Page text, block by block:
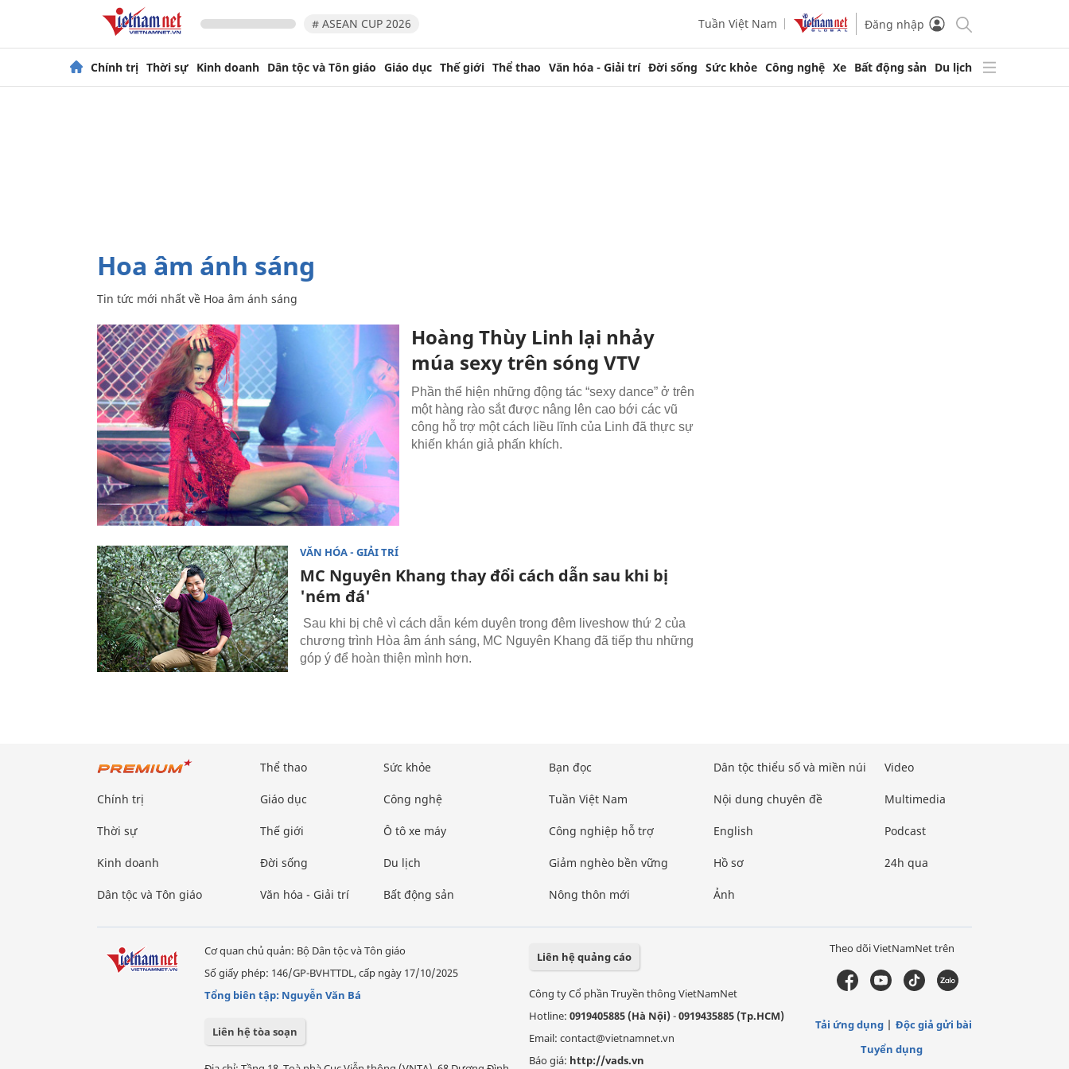
# ASEAN CUP 2026 Tuần Việt Nam Đăng nhập
Chính trị Thời sự Kinh doanh Dân tộc và Tôn giáo Giáo dục Thế giới Thể thao Văn hóa - Giải trí Đời sống Sức khỏe Công nghệ Xe Bất động sản Du lịch
Hoa âm ánh sáng
Tin tức mới nhất về Hoa âm ánh sáng
Hoàng Thùy Linh lại nhảy
múa sexy trên sóng VTV
Phần thể hiện những động tác “sexy dance” ở trên
một hàng rào sắt được nâng lên cao bới các vũ
công hỗ trợ một cách liều lĩnh của Linh đã thực sự
khiến khán giả phấn khích.
VĂN HÓA - GIẢI TRÍ
MC Nguyên Khang thay đổi cách dẫn sau khi bị
'ném đá'
Sau khi bị chê vì cách dẫn kém duyên trong đêm liveshow thứ 2 của
chương trình Hòa âm ánh sáng, MC Nguyên Khang đã tiếp thu những
góp ý để hoàn thiện mình hơn.
Chính trị
Thời sự
Kinh doanh
Dân tộc và Tôn giáo
Thể thao
Giáo dục
Thế giới
Đời sống
Văn hóa - Giải trí
Sức khỏe
Công nghệ
Ô tô xe máy
Du lịch
Bất động sản
Bạn đọc
Tuần Việt Nam
Công nghiệp hỗ trợ
Giảm nghèo bền vững
Nông thôn mới
Dân tộc thiểu số và miền núi
Nội dung chuyên đề
English
Hồ sơ
Ảnh
Video
Multimedia
Podcast
24h qua
Cơ quan chủ quản: Bộ Dân tộc và Tôn giáo
Số giấy phép: 146/GP-BVHTTDL, cấp ngày 17/10/2025
Tổng biên tập: Nguyễn Văn Bá
Liên hệ tòa soạn
Liên hệ quảng cáo
Công ty Cổ phần Truyền thông VietNamNet
Hotline: 0919405885 (Hà Nội)-0919435885 (Tp.HCM)
Email: contact@vietnamnet.vn
Báo giá: http://vads.vn
Theo dõi VietNamNet trên
Tải ứng dụng
Độc giả gửi bài
Tuyển dụng